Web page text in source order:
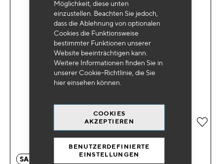
Möglichkeit, diese unten
einzustellen. Beachten Sie jedoch,
dass die Ablehnung von optionalen
Cookies die Funktionsweise
bestimmter Funktionen unserer
Website beeinträchtigen kann.
Weitere Informationen finden Sie in
unserer Cookie-Richtlinie, die Sie
hiereinsehen können.
COOKIES
AKZEPTIEREN
BENUTZERDEFINIERTE
EINSTELLUNGEN
SA 0889
Zur